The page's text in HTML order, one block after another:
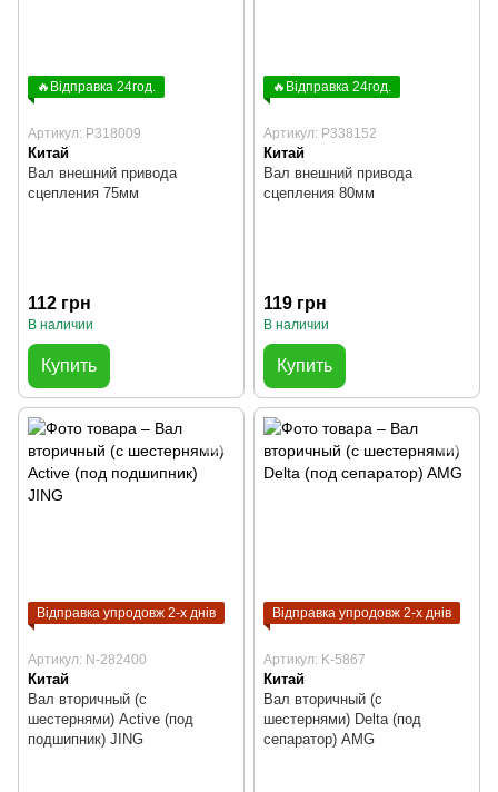
🔥Відправка 24год.
Артикул: P318009
Китай
Вал внешний привода
сцепления 75мм
112 грн
В наличии
Купить
🔥Відправка 24год.
Артикул: P338152
Китай
Вал внешний привода
сцепления 80мм
119 грн
В наличии
Купить
Відправка упродовж 2-х днів
Артикул: N-282400
Китай
Вал вторичный (с
шестернями) Active (под
подшипник) JING
Відправка упродовж 2-х днів
Артикул: K-5867
Китай
Вал вторичный (с
шестернями) Delta (под
сепаратор) AMG